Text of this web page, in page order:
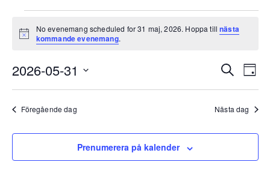
Evenemang
för
31
maj,
2026
Notis
No evenemang scheduled for 31 maj, 2026. Hoppa tillnästa
kommande evenemang.
Search
and
Sök
Dag
2026-05-31
Välj
datum.
Föregående dag Nästa dag
Prenumerera på kalender